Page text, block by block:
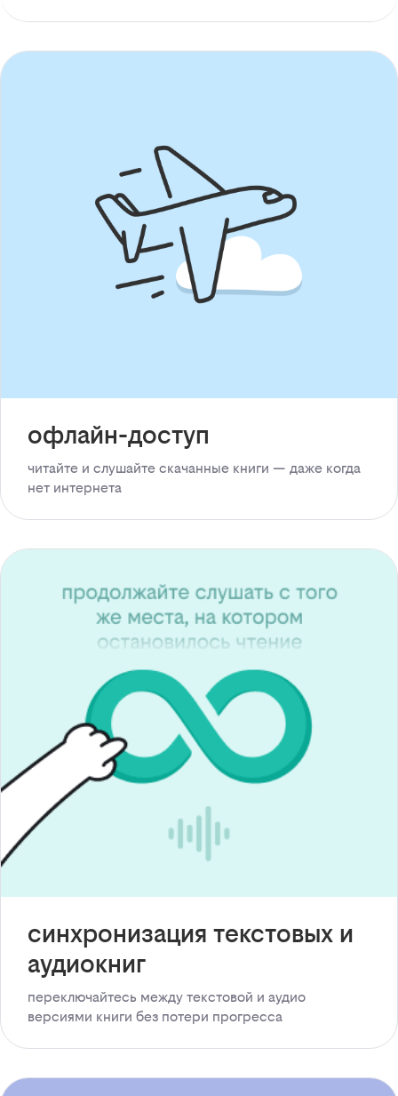
офлайн-доступ
читайте и слушайте скачанные книги — даже когда
нет интернета
синхронизация текстовых и
аудиокниг
переключайтесь между текстовой и аудио
версиями книги без потери прогресса